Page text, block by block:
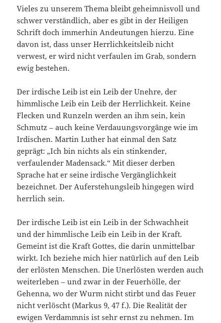
Vieles zu unserem Thema bleibt geheimnisvoll und
schwer verständlich, aber es gibt in der Heiligen
Schrift doch immerhin Andeutungen hierzu. Eine
davon ist, dass unser Herrlichkeitsleib nicht
verwest, er wird nicht verfaulen im Grab, sondern
ewig bestehen.
Der irdische Leib ist ein Leib der Unehre, der
himmlische Leib ein Leib der Herrlichkeit. Keine
Flecken und Runzeln werden an ihm sein, kein
Schmutz – auch keine Verdauungsvorgänge wie im
Irdischen. Martin Luther hat einmal den Satz
geprägt: „Ich bin nichts als ein stinkender,
verfaulender Madensack.“ Mit dieser derben
Sprache hat er seine irdische Vergänglichkeit
bezeichnet. Der Auferstehungsleib hingegen wird
herrlich sein.
Der irdische Leib ist ein Leib in der Schwachheit
und der himmlische Leib ein Leib in der Kraft.
Gemeint ist die Kraft Gottes, die darin unmittelbar
wirkt. Ich beziehe mich hier natürlich auf den Leib
der erlösten Menschen. Die Unerlösten werden auch
weiterleben – und zwar in der Feuerhölle, der
Gehenna, wo der Wurm nicht stirbt und das Feuer
nicht verlöscht (Markus 9, 47 f.). Die Realität der
ewigen Verdammnis ist sehr ernst zu nehmen. Im